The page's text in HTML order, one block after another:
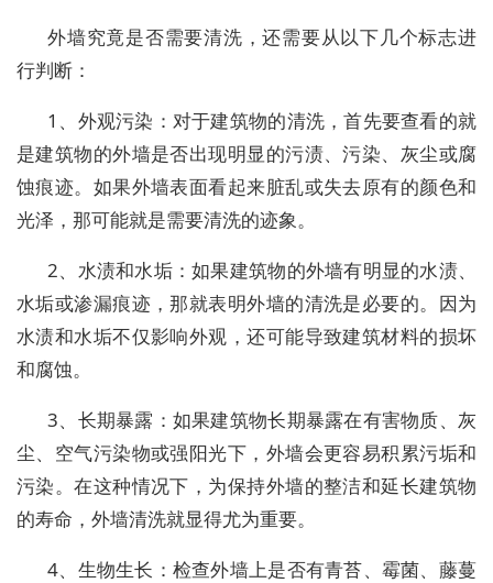
外墙究竟是否需要清洗，还需要从以下几个标志进
行判断：
1、外观污染：对于建筑物的清洗，首先要查看的就
是建筑物的外墙是否出现明显的污渍、污染、灰尘或腐
蚀痕迹。如果外墙表面看起来脏乱或失去原有的颜色和
光泽，那可能就是需要清洗的迹象。
2、水渍和水垢：如果建筑物的外墙有明显的水渍、
水垢或渗漏痕迹，那就表明外墙的清洗是必要的。因为
水渍和水垢不仅影响外观，还可能导致建筑材料的损坏
和腐蚀。
3、长期暴露：如果建筑物长期暴露在有害物质、灰
尘、空气污染物或强阳光下，外墙会更容易积累污垢和
污染。在这种情况下，为保持外墙的整洁和延长建筑物
的寿命，外墙清洗就显得尤为重要。
4、生物生长：检查外墙上是否有青苔、霉菌、藤蔓